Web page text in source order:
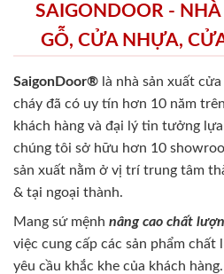
SAIGONDOOR -
GỖ, CỬA NHỰA,
SaigonDoor® là nhà sản xuất
cháy đã có uy tín hơn 10 năm
khách hàng và đại lý tin tưởng
chúng tôi sở hữu hơn 10
sản xuất nằm ở vị trí trung tâm
& tại ngoại thành.
Mang sứ mệnh nâng cao chất
việc cung cấp các sản phẩm chất
yêu cầu khắc khe của khách hàng.